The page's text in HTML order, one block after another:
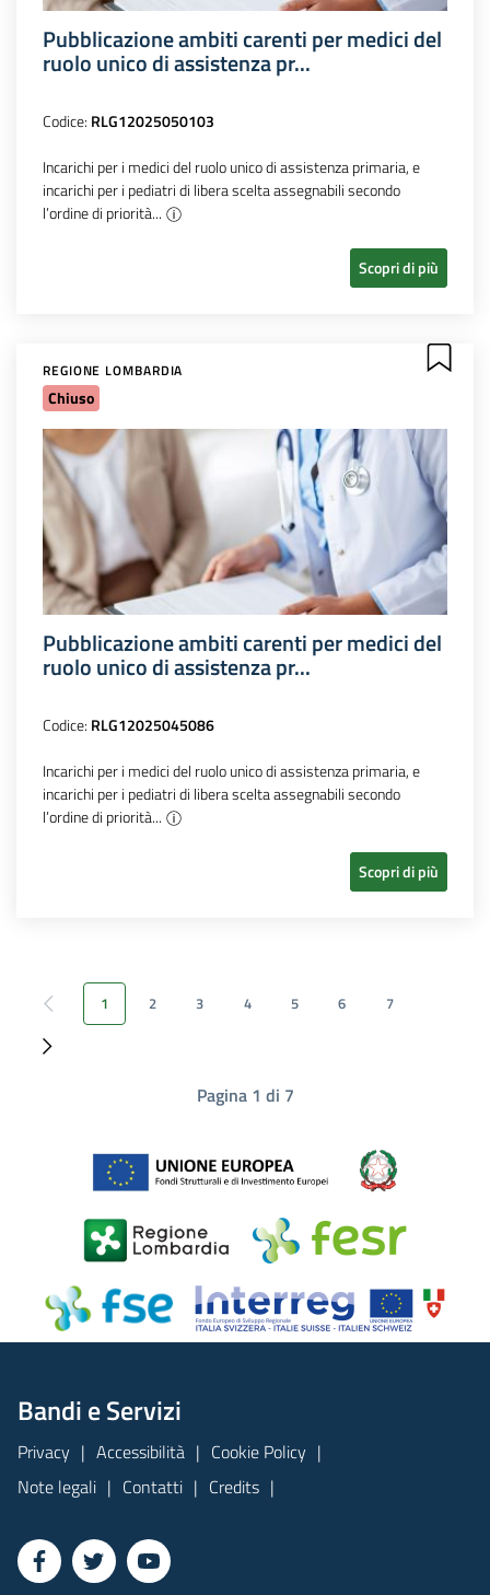
Pubblicazione ambiti carenti per medici del
ruolo unico di assistenza pr...
Codice: RLG12025050103
Incarichi per i medici del ruolo unico di assistenza primaria, e
incarichi per i pediatri di libera scelta assegnabili secondo
l’ordine di priorità...
Scopri di più
REGIONE LOMBARDIA
Chiuso
Pubblicazione ambiti carenti per medici del
ruolo unico di assistenza pr...
Codice: RLG12025045086
Incarichi per i medici del ruolo unico di assistenza primaria, e
incarichi per i pediatri di libera scelta assegnabili secondo
l’ordine di priorità...
Scopri di più
Pagina precedente
1 2 3 4 5 6 7
Pagina successiva
Pagina 1 di 7
Bandi e Servizi
Privacy Accessibilità
Cookie Policy
Note legali
Contatti Credits